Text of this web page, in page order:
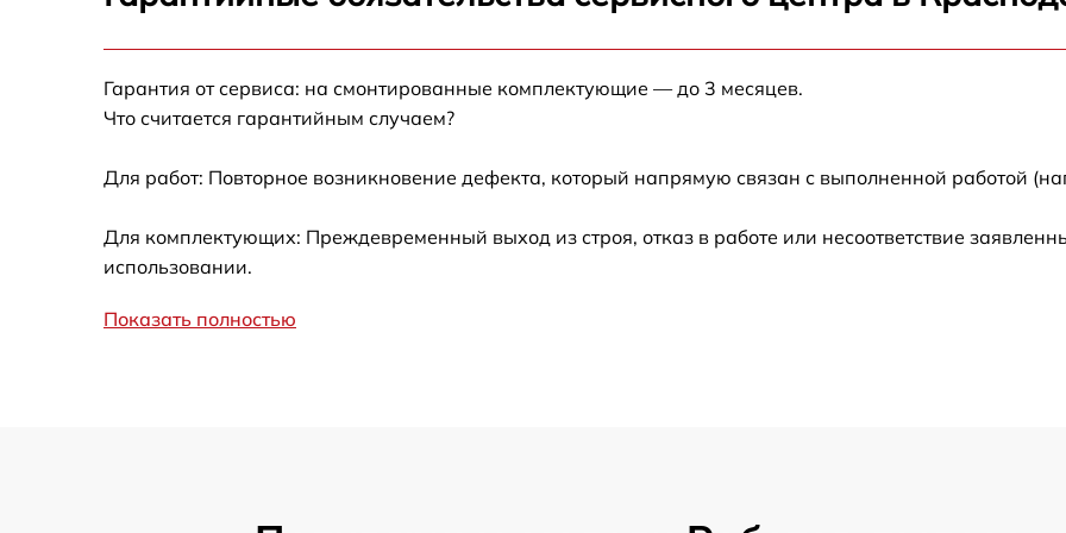
Устранение ошибок от 60 мин
Калибровка от 60 мин
Гарантия от сервиса: на смонтированные комплектующие — до 3 месяцев.
Что считается гарантийным случаем?
Для работ: Повторное возникновение дефекта, который напрямую связан с выполненной работой
Для комплектующих: Преждевременный выход из строя, отказ в работе или несоответствие
использовании.
Показать полностью